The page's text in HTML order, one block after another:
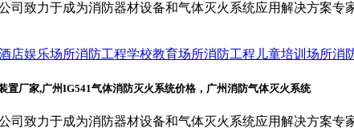
司致力于成为消防器材设备和气体灭火系统应用解决方案
店娱乐场所消防工程学校教育场所消防工程 儿童培训场所消
司致力于成为消防器材设备和气体灭火系统应用解决方案